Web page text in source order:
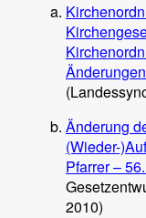
Änderung
(Wieder-
Pfarrer –
2010)